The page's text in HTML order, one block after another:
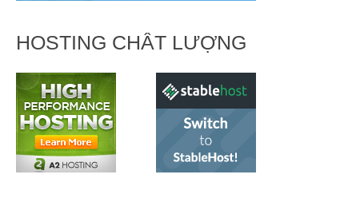
HOSTING CHẤT LƯỢNG